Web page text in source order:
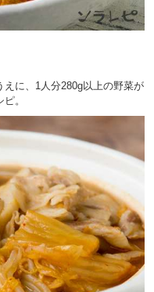
に、1人分280g以上の野菜が
。